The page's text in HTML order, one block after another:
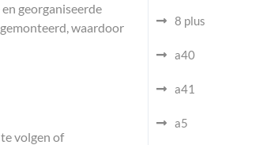
georganiseerde
waardoor
volgen of
8 plus
a40
a41
a5